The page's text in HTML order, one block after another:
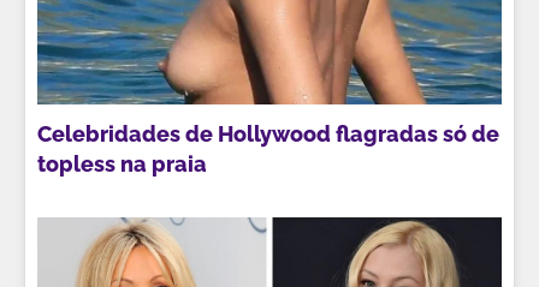
Celebridades de Hollywood flagradas só de
topless na praia